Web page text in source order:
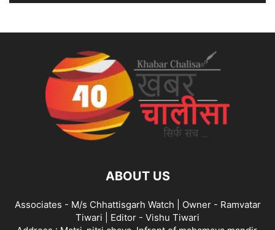
ABOUT US
Associates - M/s Chhattisgarh Watch | Owner - Ramvatar
Tiwari | Editor - Vishu Tiwari